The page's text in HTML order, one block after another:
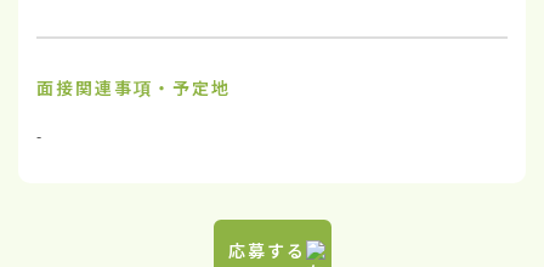
面接関連事項・予定地
-
応募する